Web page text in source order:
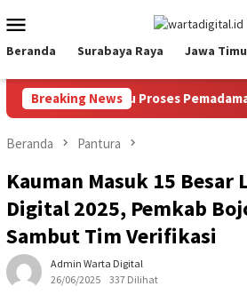
ke
kontenMobile
Beranda Surabaya Raya Jawa
Breaking News
Tinjau Proses Pemadaman,
Beranda Pantura
Kauman Masuk 15 Besar
Digital 2025, Pemkab
Sambut Tim Verifikasi
Admin Warta Digital
26/06/2025
337 Dilihat